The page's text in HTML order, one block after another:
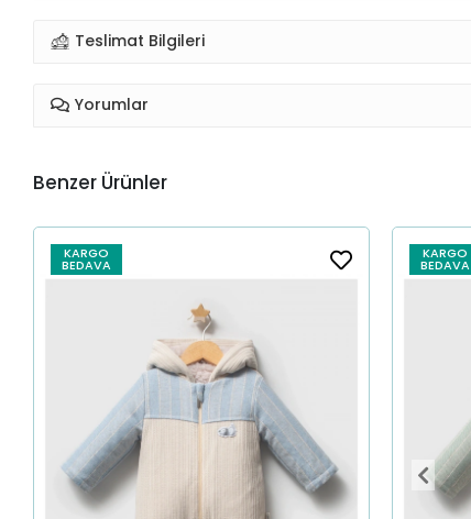
Teslimat Bilgileri
Yorumlar
Benzer Ürünler
KARGO
BEDAVA
KARGO
BEDAVA